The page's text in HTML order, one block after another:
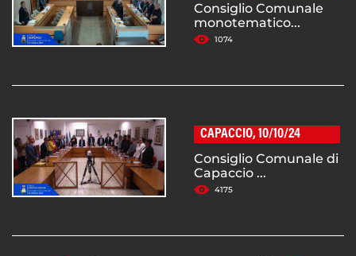
Consiglio Comunale
monotematico...
1074
CAPACCIO, 10/10/24
Consiglio Comunale di
Capaccio ...
4175